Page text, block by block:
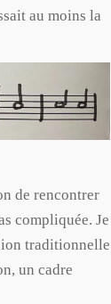
au moins la
de rencontrer
compliquée. Je
traditionnelle
un cadre